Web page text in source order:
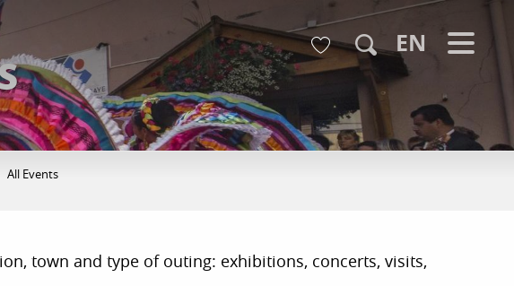
Voir les favoris
Search
EN
All Events
town and type of outing: exhibitions, concerts, visits,